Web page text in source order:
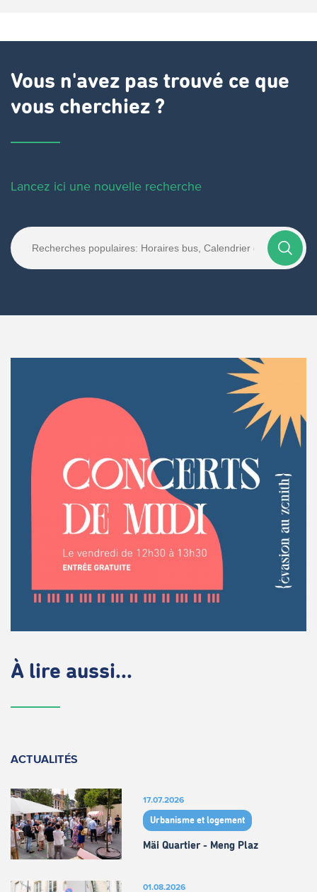
Vous n'avez pas trouvé ce que
vous cherchiez ?
Lancez ici une nouvelle recherche
À lire aussi...
ACTUALITÉS
17.07.2026
Urbanisme et logement
Mäi Quartier - Meng Plaz
01.08.2026